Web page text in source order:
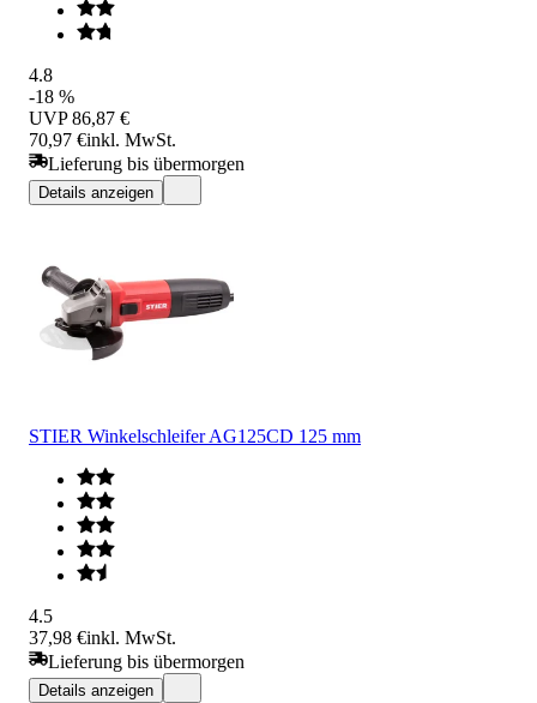
4.8
-18 %
UVP 86,87 €
70,97 €inkl. MwSt.
Lieferung bis übermorgen
Details anzeigen
STIER Winkelschleifer AG125CD 125 mm
4.5
37,98 €inkl. MwSt.
Lieferung bis übermorgen
Details anzeigen